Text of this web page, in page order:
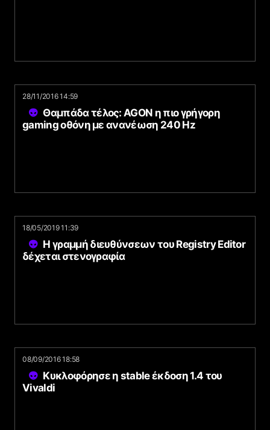
28/11/2016 14:59
Θαμπάδα τέλος: AGON η πιο γρήγορη
gaming οθόνη με ανανέωση 240 Hz
18/05/2019 11:39
Η γραμμή διευθύνσεων του Registry Editor
δέχεται στενογραφία
08/09/2016 18:58
Κυκλοφόρησε η stable έκδοση 1.4 του
Vivaldi